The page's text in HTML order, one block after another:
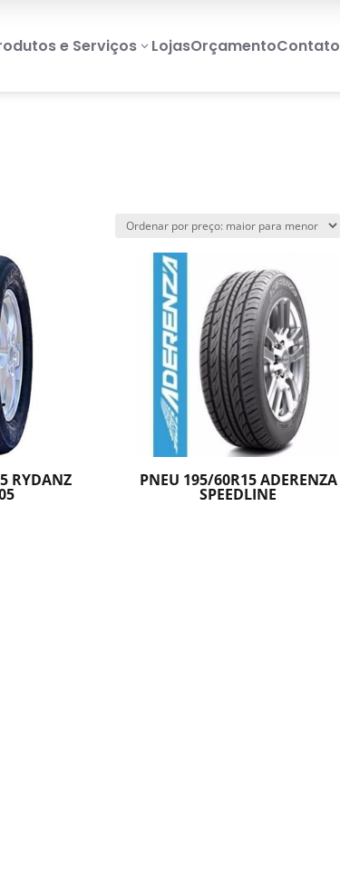
e Serviços3 LojasOrçamentoContato
RYDANZ PNEU 195/60R15 ADERENZA
SPEEDLINE